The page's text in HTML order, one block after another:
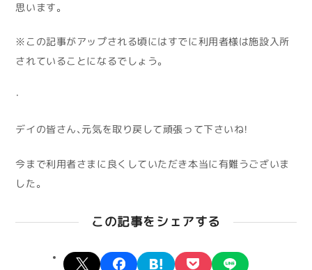
思います。
※この記事がアップされる頃にはすでに利用者様は施設入所
されていることになるでしょう。
・
デイの皆さん、元気を取り戻して頑張って下さいね！
今まで利用者さまに良くしていただき本当に有難うございま
した。
この記事をシェアする
X facebookhatena pocket